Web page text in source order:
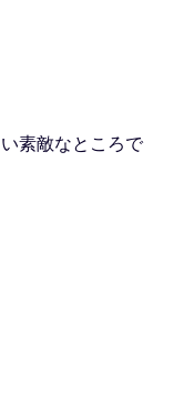
素敵なところで